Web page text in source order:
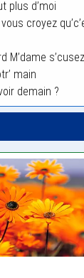
plus d’moi
vous croyez
M’dame
main
demain ?